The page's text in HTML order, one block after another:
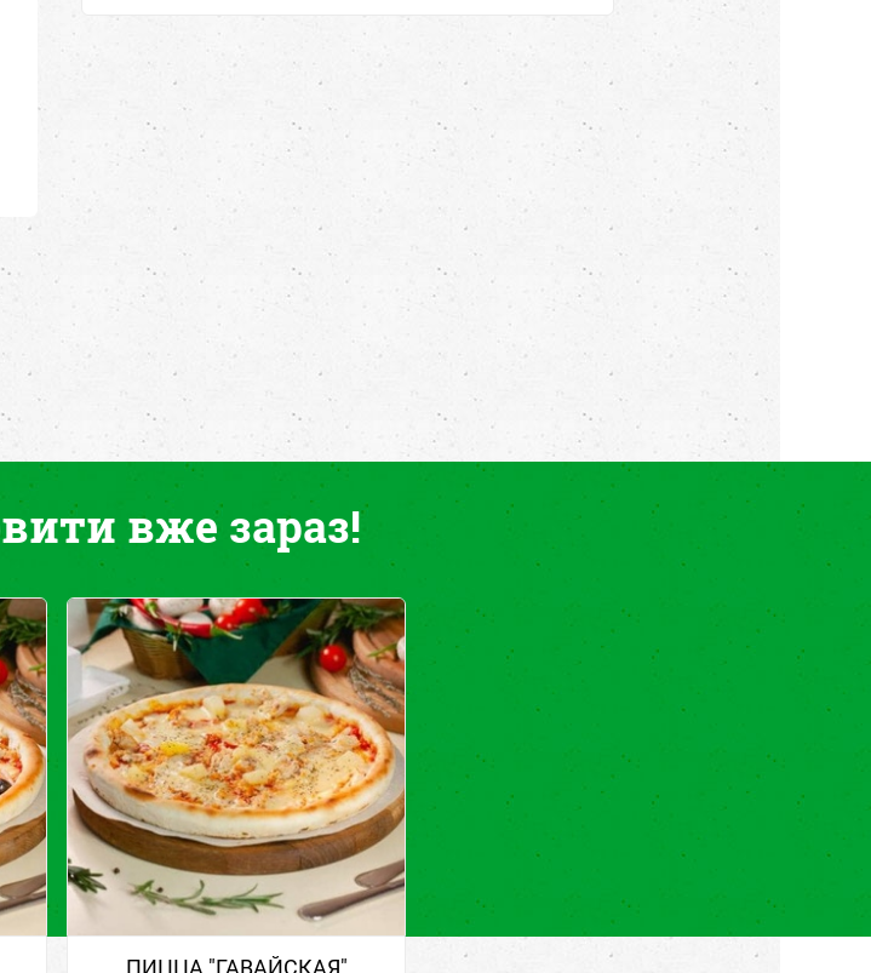
вже зараз!
ПИЦЦА "ГАВАЙСКАЯ"